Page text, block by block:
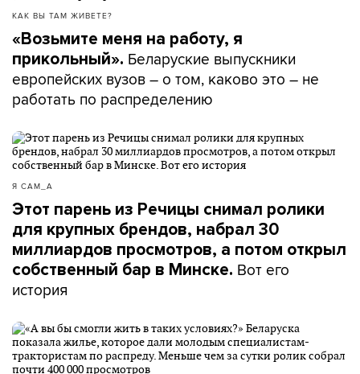
КАК ВЫ ТАМ ЖИВЕТЕ?
«Возьмите меня на работу, я
прикольный». Беларуские выпускники
европейских вузов – о том, каково это – не
работать по распределению
Я САМ_А
Этот парень из Речицы снимал ролики
для крупных брендов, набрал 30
миллиардов просмотров, а потом открыл
собственный бар в Минске. Вот его
история